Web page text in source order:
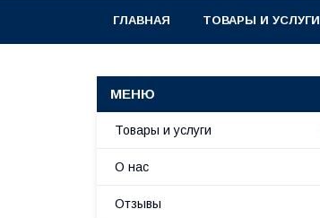
ГЛАВНАЯ ТОВАРЫ И УСЛУГИ
Товары и услуги
О нас
Отзывы